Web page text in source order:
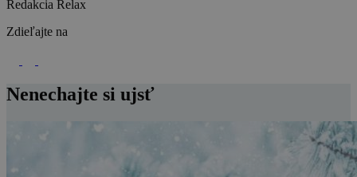
Redakcia Relax
Zdieľajte na
Nenechajte si ujsť